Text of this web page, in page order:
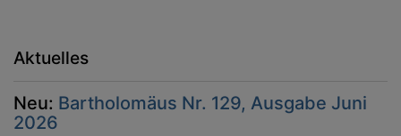
Aktuelles
Neu: Bartholomäus Nr. 129, Ausgabe Juni
2026